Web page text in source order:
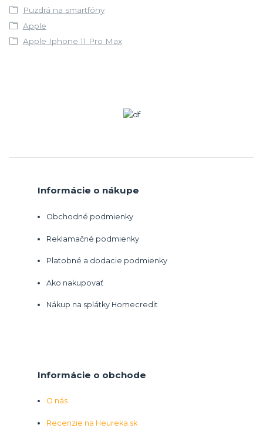
Puzdrá na smartfóny
Apple
Apple Iphone 11 Pro Max
Informácie o nákupe
Obchodné podmienky
Reklamačné podmienky
Platobné a dodacie podmienky
Ako nakupovať
Nákup na splátky Homecredit
Informácie o obchode
O nás
Recenzie na Heureka.sk